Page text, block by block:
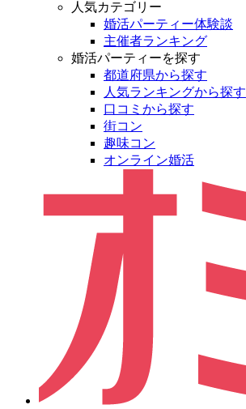
人気カテゴリー
婚活パーティー体験談
主催者ランキング
婚活パーティーを探す
都道府県から探す
人気ランキングから探す
口コミから探す
街コン
趣味コン
オンライン婚活